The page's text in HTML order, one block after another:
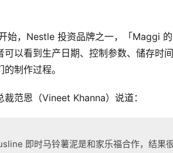
始，Nestle 投资品牌之一，「Maggi
可以看到生产日期、控制参数、储存时
制作过程。
范恩（Vineet Khanna）说道：
即时马铃薯泥是和家乐福合作，结